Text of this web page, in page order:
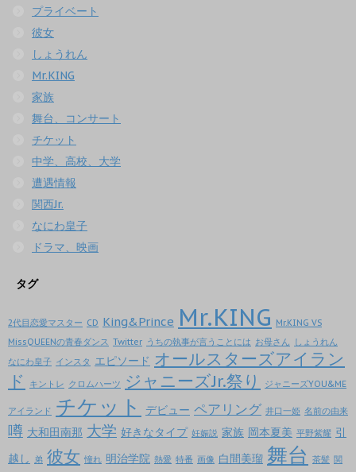
プライベート
彼女
しょうれん
Mr.KING
家族
舞台、コンサート
チケット
中学、高校、大学
遭遇情報
関西Jr.
なにわ皇子
ドラマ、映画
タグ
2代目恋愛マスター CD King&Prince Mr.KING Mr.KING VS
MissQUEENの青春ダンス Twitter うちの執事が言うことには お母さん しょうれん
なにわ皇子 インスタ エピソード オールスターズアイラン
ド
キントレ クロムハーツ ジャニーズJr.祭り ジャニーズYOU&ME
アイランド チケット デビュー ペアリング 井口一姫 名前の由来
噂 大和田南那 大学 好きなタイプ 妊娠説 家族 岡本夏美 平野紫耀 引
越し 弟 彼女 憧れ 明治学院 熱愛 特番 画像 白間美瑠 舞台 茶髪 関